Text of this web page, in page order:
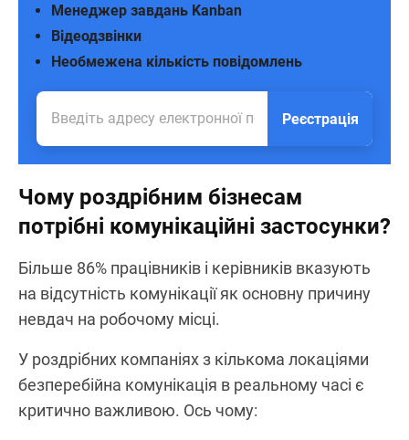
Необмежена кількість повідомлень
Відеодзвінки
Менеджер завдань Kanban
Реєстрація
Чому роздрібним бізнесам
потрібні комунікаційні застосунки?
Більше 86% працівників і керівників вказують
на відсутність комунікації як основну причину
невдач на робочому місці.
У роздрібних компаніях з кількома локаціями
безперебійна комунікація в реальному часі є
критично важливою. Ось чому: